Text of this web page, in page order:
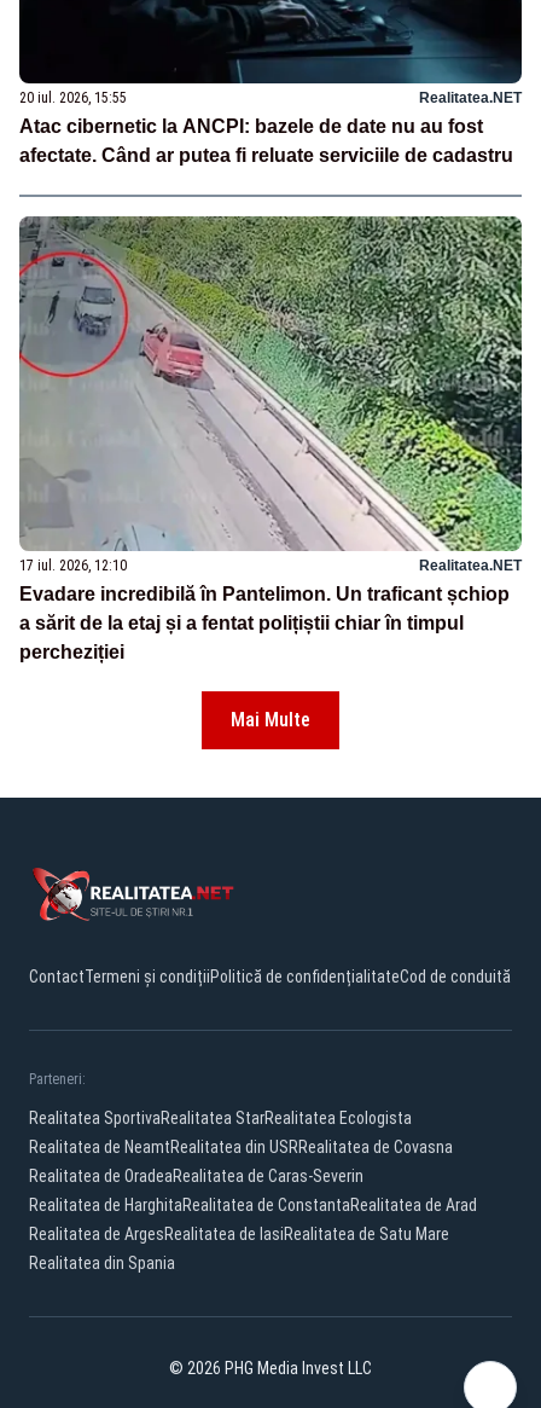
20 iul. 2026, 15:55 Realitatea.NET
Atac cibernetic la ANCPI: bazele de date nu au fost
afectate. Când ar putea fi reluate serviciile de cadastru
17 iul. 2026, 12:10 Realitatea.NET
Evadare incredibilă în Pantelimon. Un traficant șchiop
a sărit de la etaj și a fentat polițiștii chiar în timpul
percheziției
Mai Multe
ContactTermeni și condițiiPolitică de confidențialitateCod de conduită
Parteneri:
Realitatea SportivaRealitatea StarRealitatea Ecologista
Realitatea de NeamtRealitatea din USRRealitatea de Covasna
Realitatea de OradeaRealitatea de Caras-Severin
Realitatea de HarghitaRealitatea de ConstantaRealitatea de Arad
Realitatea de ArgesRealitatea de IasiRealitatea de Satu Mare
Realitatea din Spania
© 2026 PHG Media Invest LLC